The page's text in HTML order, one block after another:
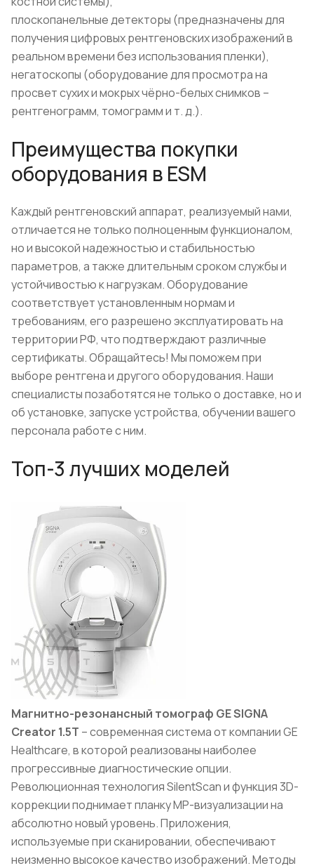
плоскопанельные детекторы (предназначены для
получения цифровых рентгеновских изображений в
реальном времени без использования пленки),
негатоскопы (оборудование для просмотра на
просвет сухих и мокрых чёрно-белых снимков –
рентгенограмм, томограмм и т. д.).
Преимущества покупки
оборудования в ESM
Каждый рентгеновский аппарат, реализуемый нами,
отличается не только полноценным функционалом,
но и высокой надежностью и стабильностью
параметров, а также длительным сроком службы и
устойчивостью к нагрузкам. Оборудование
соответствует установленным нормам и
требованиям, его разрешено эксплуатировать на
территории РФ, что подтверждают различные
сертификаты. Обращайтесь! Мы поможем при
выборе рентгена и другого оборудования. Наши
специалисты позаботятся не только о доставке, но и
об установке, запуске устройства, обучении вашего
персонала работе с ним.
Топ-3 лучших моделей
Магнитно-резонансный томограф GE SIGNA
Creator 1.5T – современная система от компании GE
Healthcare, в которой реализованы наиболее
прогрессивные диагностические опции.
Революционная технология SilentScan и функция 3D-
коррекции поднимает планку МР-визуализации на
абсолютно новый уровень. Приложения,
используемые при сканировании, обеспечивают
неизменно высокое качество изображений. Методы